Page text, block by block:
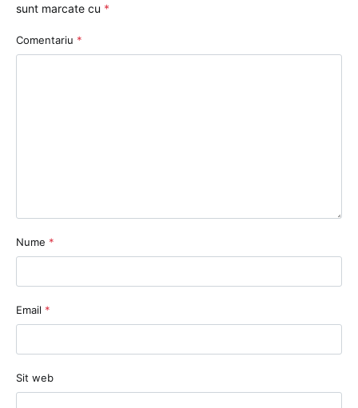
sunt marcate cu *
Comentariu *
Nume *
Email *
Sit web